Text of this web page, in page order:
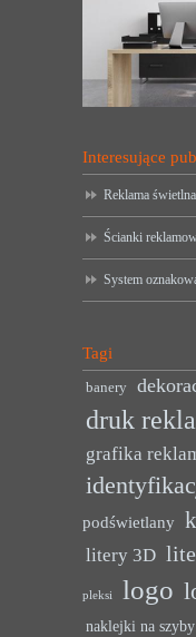
Interesujące
Reklama
Ścianki
System
Tagi
banery
druk
grafika
podświetlany
litery 3D
pleksi logo
naklejki na szyby